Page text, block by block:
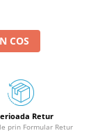
COS
Retur
prin Formular Retur